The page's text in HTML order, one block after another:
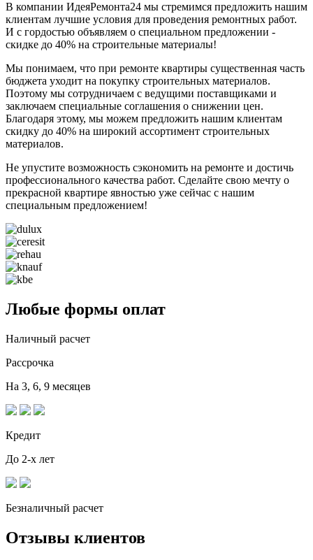
В компании ИдеяРемонта24 мы стремимся предложить нашим
клиентам лучшие условия для проведения ремонтных работ.
И с гордостью объявляем о специальном предложении -
скидке до 40% на строительные материалы!
Мы понимаем, что при ремонте квартиры существенная часть
бюджета уходит на покупку строительных материалов.
Поэтому мы сотрудничаем с ведущими поставщиками и
заключаем специальные соглашения о снижении цен.
Благодаря этому, мы можем предложить нашим клиентам
скидку до 40% на широкий ассортимент строительных
материалов.
Не упустите возможность сэкономить на ремонте и достичь
профессионального качества работ. Сделайте свою мечту о
прекрасной квартире явностью уже сейчас с нашим
специальным предложением!
Любые формы оплат
Наличный расчет
Рассрочка
На 3, 6, 9 месяцев
Кредит
До 2-х лет
Безналичный расчет
Отзывы клиентов